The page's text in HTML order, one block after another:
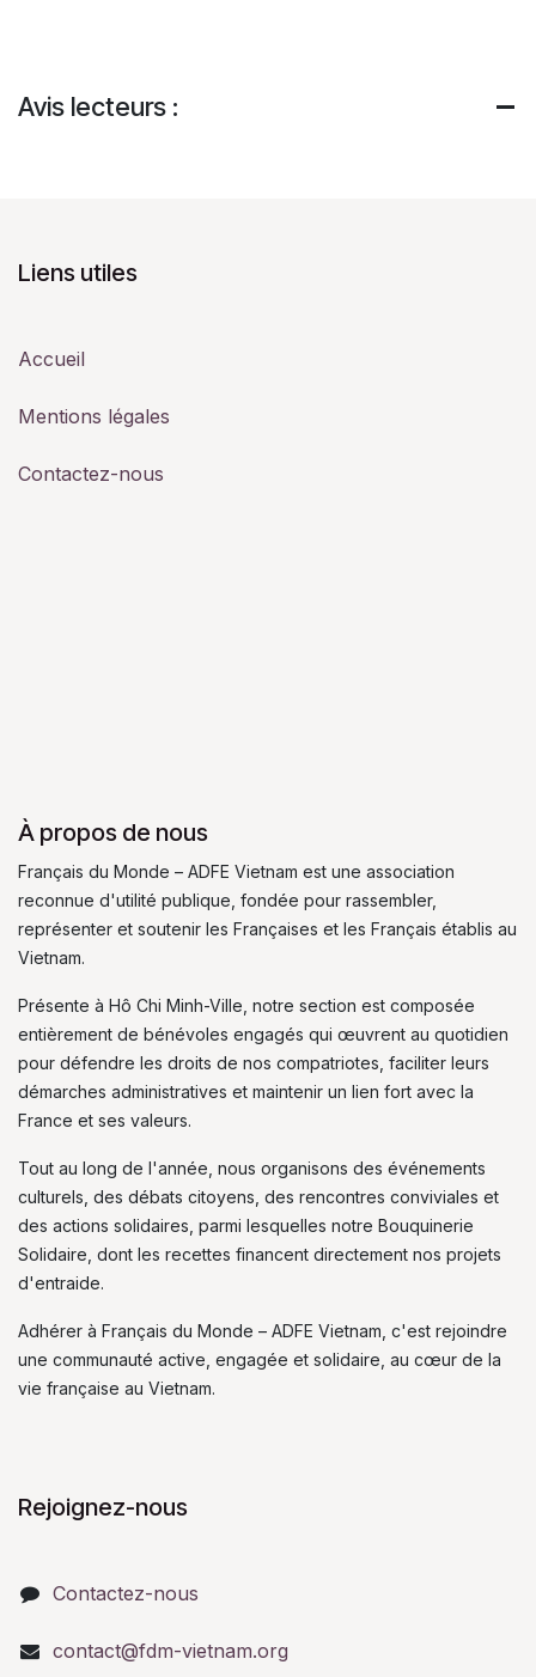
Avis lecteurs :
Liens utiles
Accueil
Mentions légales
Contactez-nous
À propos de nous
Français du Monde – ADFE Vietnam est une association
reconnue d'utilité publique, fondée pour rassembler,
représenter et soutenir les Françaises et les Français établis au
Vietnam.
Présente à Hô Chi Minh-Ville, notre section est composée
entièrement de bénévoles engagés qui œuvrent au quotidien
pour défendre les droits de nos compatriotes, faciliter leurs
démarches administratives et maintenir un lien fort avec la
France et ses valeurs.
Tout au long de l'année, nous organisons des événements
culturels, des débats citoyens, des rencontres conviviales et
des actions solidaires, parmi lesquelles notre Bouquinerie
Solidaire, dont les recettes financent directement nos projets
d'entraide.
Adhérer à Français du Monde – ADFE Vietnam, c'est rejoindre
une communauté active, engagée et solidaire, au cœur de la
vie française au Vietnam.
Rejoignez-nous
Contactez-nous
contact@fdm-vietnam.org